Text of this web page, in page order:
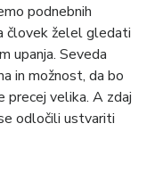
podnebnih
človek želel gledati
upanja. Seveda
in možnost, da bo
precej velika. A zdaj
odločili ustvariti